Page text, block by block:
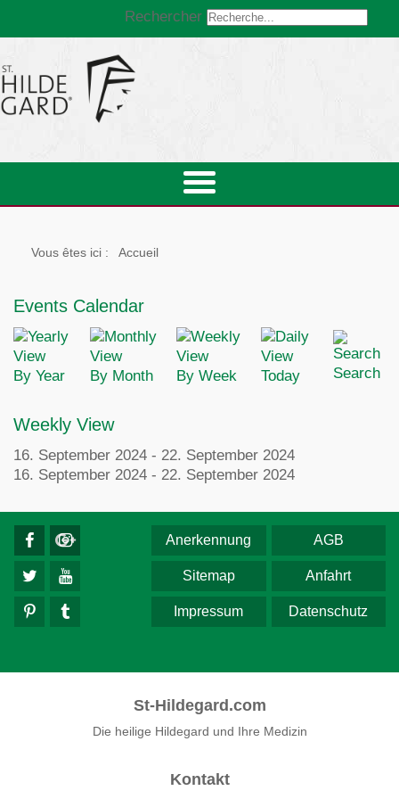
Rechercher
Vous êtes ici : Accueil
Events Calendar
By Year By Month By Week Today Search
Weekly View
16. September 2024 - 22. September 2024
16. September 2024 - 22. September 2024
AGB
Anerkennung
Anfahrt
Sitemap
Datenschutz
Impressum
St-Hildegard.com
Die heilige Hildegard und Ihre Medizin
Kontakt